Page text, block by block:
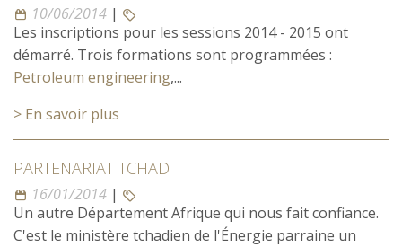
10/06/2014 |
Les inscriptions pour les sessions 2014 - 2015 ont
démarré. Trois formations sont programmées :
Petroleum engineering,...
> En savoir plus
PARTENARIAT TCHAD
16/01/2014 |
Un autre Département Afrique qui nous fait confiance.
C'est le ministère tchadien de l'Énergie parraine un